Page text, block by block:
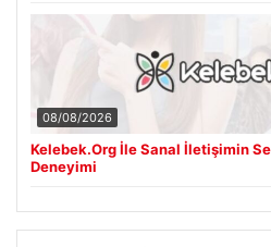
08/08/2026
Kelebek.Org İle Sanal İletişimin
Deneyimi